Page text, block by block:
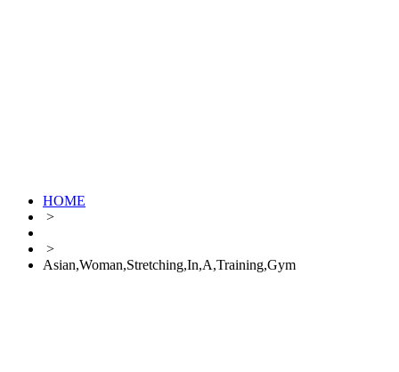
HOME
>
>
Asian,Woman,Stretching,In,A,Training,Gym